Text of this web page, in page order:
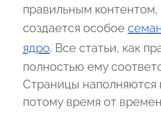
правильным
создается особое
ядро. Все статьи, как
полностью ему
Страницы наполняются
потому время от